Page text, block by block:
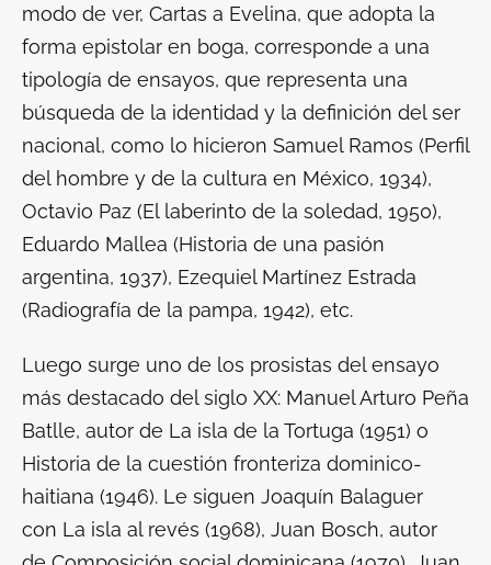
modo de ver, Cartas a Evelina, que adopta la
forma epistolar en boga, corresponde a una
tipología de ensayos, que representa una
búsqueda de la identidad y la definición del ser
nacional, como lo hicieron Samuel Ramos (Perfil
del hombre y de la cultura en México, 1934),
Octavio Paz (El laberinto de la soledad, 1950),
Eduardo Mallea (Historia de una pasión
argentina, 1937), Ezequiel Martínez Estrada
(Radiografía de la pampa, 1942), etc.
Luego surge uno de los prosistas del ensayo
más destacado del siglo XX: Manuel Arturo Peña
Batlle, autor de La isla de la Tortuga (1951) o
Historia de la cuestión fronteriza dominico-
haitiana (1946). Le siguen Joaquín Balaguer
con La isla al revés (1968), Juan Bosch, autor